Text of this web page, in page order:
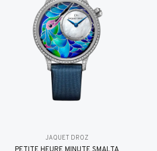
JAQUET DROZ
PETITE HEURE MINUTE SMALTA